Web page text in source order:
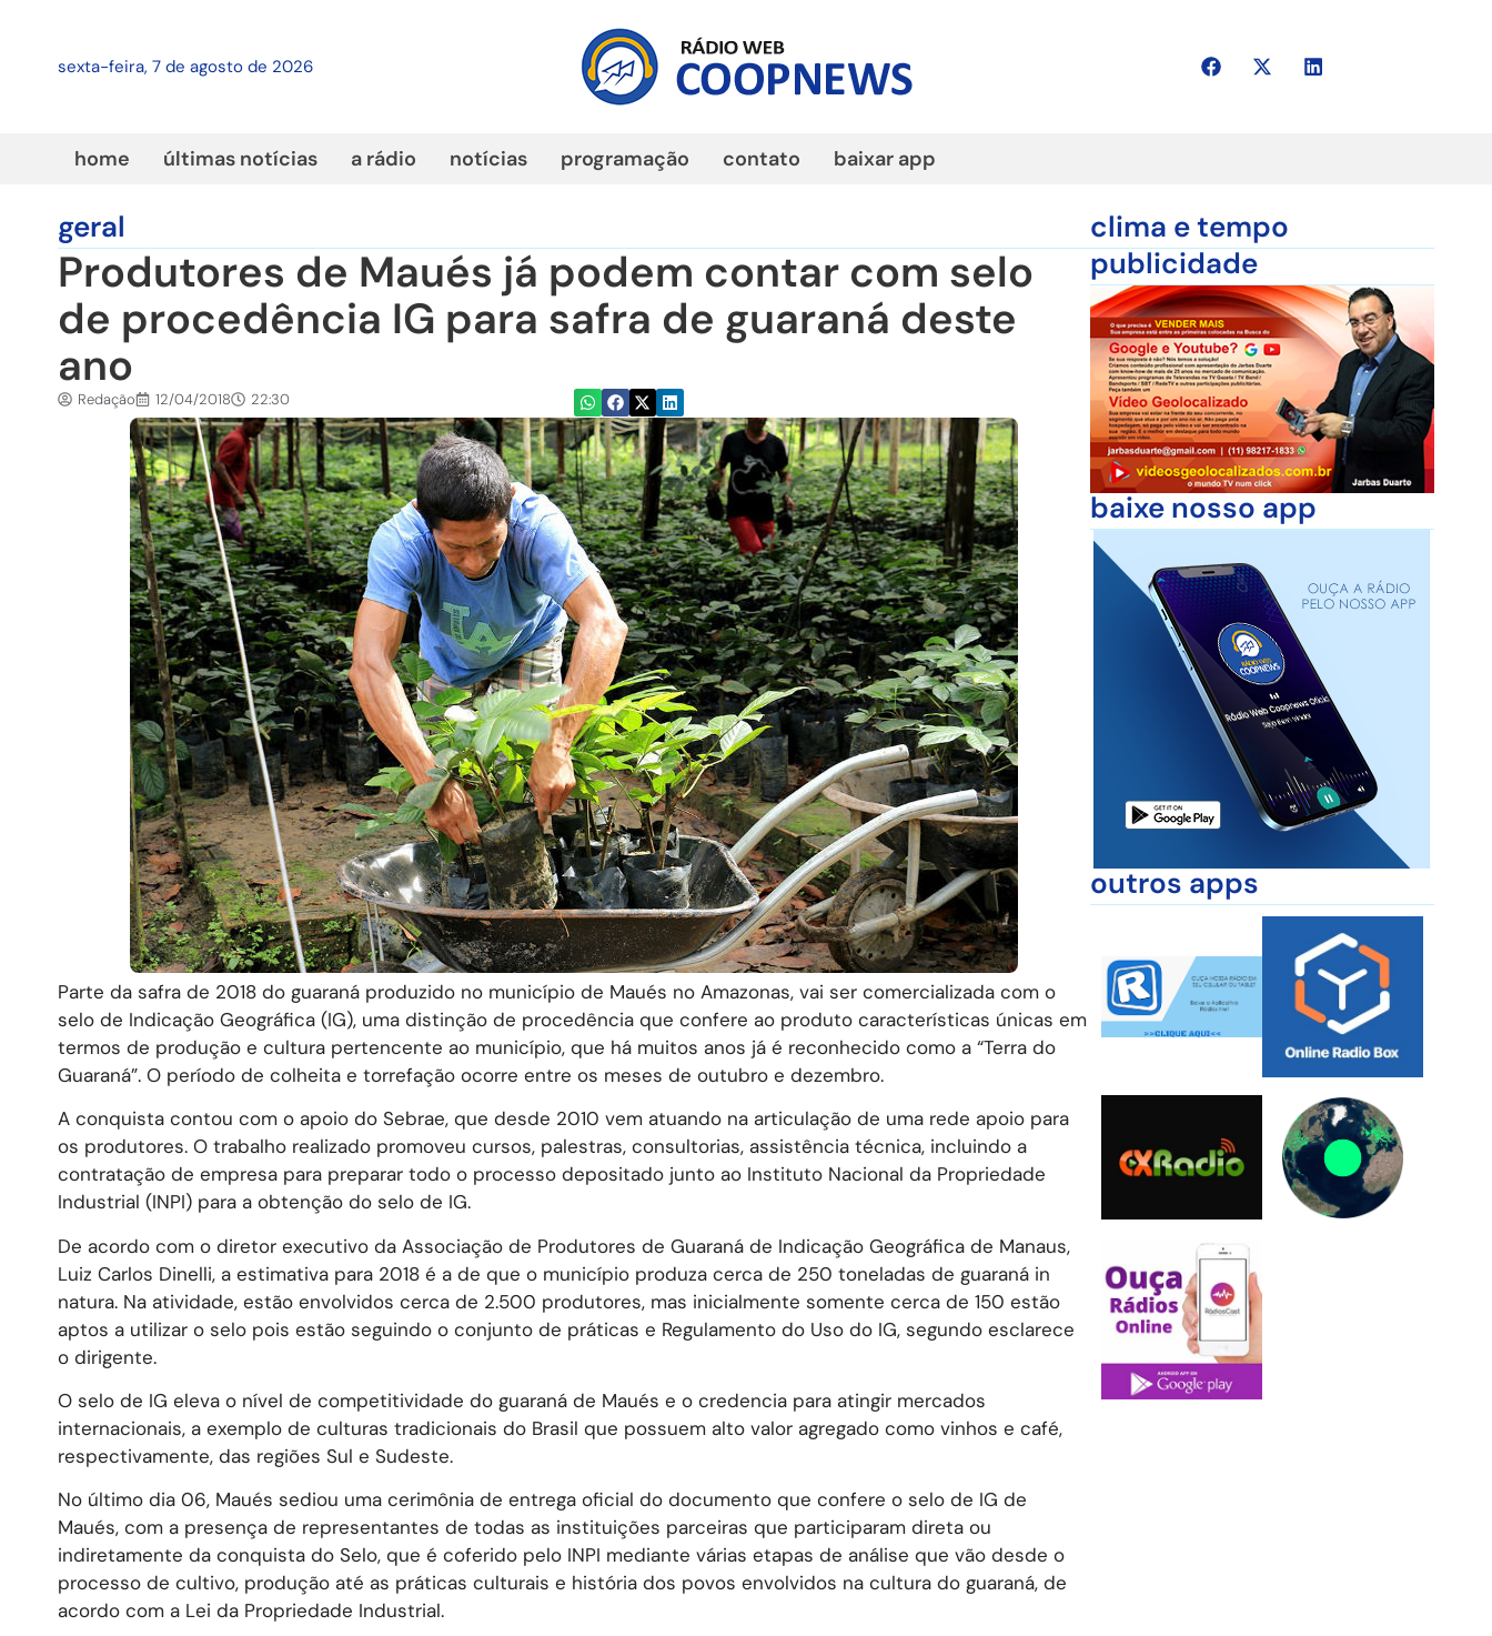
sexta-feira, 7 de agosto de 2026
home últimas notícias a rádio notícias programação contato baixar app
geral
Produtores de Maués já podem contar com selo
de procedência IG para safra de guaraná deste
ano
Redação 12/04/2018 22:30
Parte da safra de 2018 do guaraná produzido no município de Maués no Amazonas, vai ser comercializada com o
selo de Indicação Geográfica (IG), uma distinção de procedência que confere ao produto características únicas em
termos de produção e cultura pertencente ao município, que há muitos anos já é reconhecido como a “Terra do
Guaraná”. O período de colheita e torrefação ocorre entre os meses de outubro e dezembro.
A conquista contou com o apoio do Sebrae, que desde 2010 vem atuando na articulação de uma rede apoio para
os produtores. O trabalho realizado promoveu cursos, palestras, consultorias, assistência técnica, incluindo a
contratação de empresa para preparar todo o processo depositado junto ao Instituto Nacional da Propriedade
Industrial (INPI) para a obtenção do selo de IG.
De acordo com o diretor executivo da Associação de Produtores de Guaraná de Indicação Geográfica de Manaus,
Luiz Carlos Dinelli, a estimativa para 2018 é a de que o município produza cerca de 250 toneladas de guaraná in
natura. Na atividade, estão envolvidos cerca de 2.500 produtores, mas inicialmente somente cerca de 150 estão
aptos a utilizar o selo pois estão seguindo o conjunto de práticas e Regulamento do Uso do IG, segundo esclarece
o dirigente.
O selo de IG eleva o nível de competitividade do guaraná de Maués e o credencia para atingir mercados
internacionais, a exemplo de culturas tradicionais do Brasil que possuem alto valor agregado como vinhos e café,
respectivamente, das regiões Sul e Sudeste.
No último dia 06, Maués sediou uma cerimônia de entrega oficial do documento que confere o selo de IG de
Maués, com a presença de representantes de todas as instituições parceiras que participaram direta ou
indiretamente da conquista do Selo, que é coferido pelo INPI mediante várias etapas de análise que vão desde o
processo de cultivo, produção até as práticas culturais e história dos povos envolvidos na cultura do guaraná, de
acordo com a Lei da Propriedade Industrial.
clima e tempo
publicidade
baixe nosso app
outros apps